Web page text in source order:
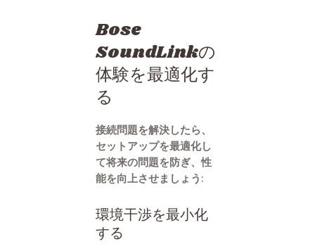
Bose
SoundLinkの
体験を最適化す
る
接続問題を解決したら、
セットアップを最適化し
て将来の問題を防ぎ、性
能を向上させましょう:
環境干渉を最小化
する